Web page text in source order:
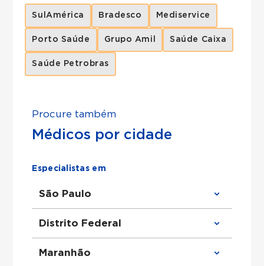
SulAmérica Bradesco Mediservice
Porto Saúde Grupo Amil Saúde Caixa
Saúde Petrobras
Procure também
Médicos por cidade
Especialistas em
São Paulo
Clínico Geral em São Paulo
Urologista em São Paulo
Obstetra em São Paulo
Cirurgião Geral em São Paulo
Distrito Federal
Clínico Geral em Distrito Federal
Maranhão